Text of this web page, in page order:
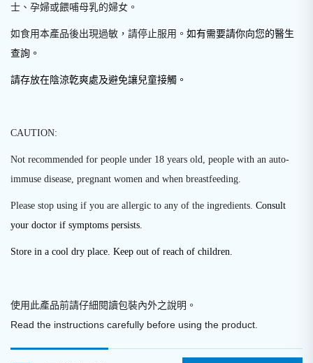
士、孕婦或餵哺母乳的婦女。
如食用本產品後出現過敏，請停止服用。 如有需要請你向您的醫生
查詢。
請存放在陰涼亁爽處及避免讓兒童接觸。
CAUTION:
Not recommended for people under 18 years old, people with an auto-
immuse disease, pregnant women and when breastfeeding.
Please stop using if you are allergic to any of the ingredients. Consult
your doctor if symptoms persists.
Store in a cool dry place. Keep out of reach of children.
使用此產品前請仔細閱讀包裝內外之說明 。
Read the instructions carefully before using the product.